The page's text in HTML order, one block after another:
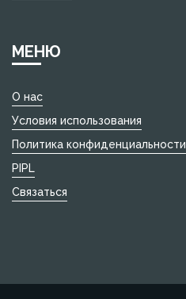
МЕНЮ
О нас
Условия использования
Политика конфиденциальности
PIPL
Связаться